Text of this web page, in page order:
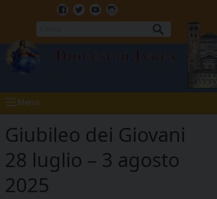
Facebook
TwitterYoutubeInstagram
Diocesi di Ivrea
Menu
Giubileo dei Giovani
28 luglio – 3 agosto
2025